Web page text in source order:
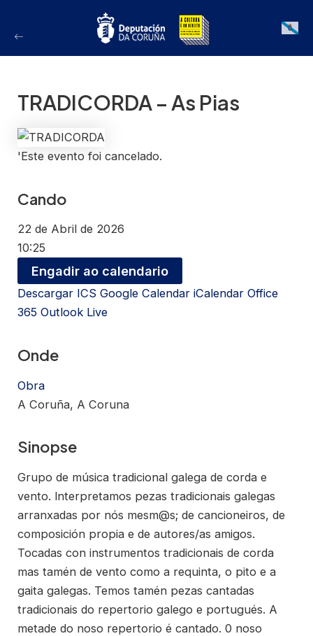
Galician
TRADICORDA – As Pias
'Este evento foi cancelado.
Cando
22 de Abril de 2026
10:25
Engadir ao calendario
Descargar ICS Google Calendar iCalendar Office
365 Outlook Live
Onde
Obra
A Coruña, A Coruna
Sinopse
Grupo de música tradicional galega de corda e
vento. lnterpretamos pezas tradicionais galegas
arranxadas por nós mesm@s; de cancioneiros, de
composición propia e de autores/as amigos.
Tocadas con instrumentos tradicionais de corda
mas tamén de vento como a requinta, o pito e a
gaita galegas. Temos tamén pezas cantadas
tradicionais do repertorio galego e portugués. A
metade do noso repertorio é cantado. 0 noso